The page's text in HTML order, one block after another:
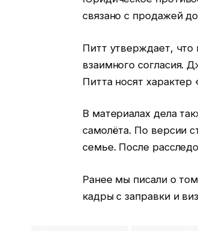
связано с продажей
Питт утверждает,
взаимного согласия.
Питта носят
В материалах дела
самолёта. По версии
семье. После
Ранее мы писали о
кадры с заправки и